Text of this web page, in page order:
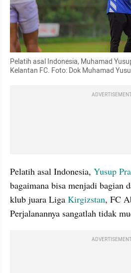
Pelatih asal Indonesia, Muhamad
Kelantan FC. Foto: Dok Muhamad
Pelatih asal Indonesia, Yusup
bagaimana bisa menjadi bagian
klub juara Liga Kirgizstan, FC
Perjalanannya sangatlah tidak